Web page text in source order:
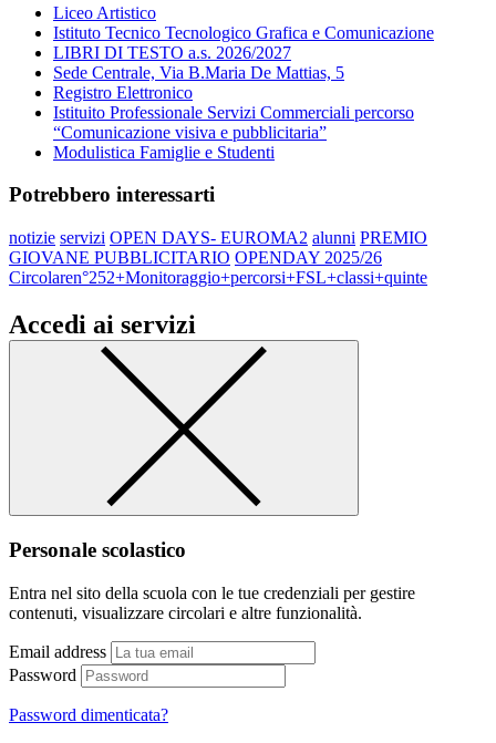
Liceo Artistico
Istituto Tecnico Tecnologico Grafica e Comunicazione
LIBRI DI TESTO a.s. 2026/2027
Sede Centrale, Via B.Maria De Mattias, 5
Registro Elettronico
Istituito Professionale Servizi Commerciali percorso
“Comunicazione visiva e pubblicitaria”
Modulistica Famiglie e Studenti
Potrebbero interessarti
notizie servizi OPEN DAYS- EUROMA2 alunni PREMIO
GIOVANE PUBBLICITARIO OPENDAY 2025/26
Circolaren°252+Monitoraggio+percorsi+FSL+classi+quinte
Accedi ai servizi
Personale scolastico
Entra nel sito della scuola con le tue credenziali per gestire
contenuti, visualizzare circolari e altre funzionalità.
Email address
Password
Password dimenticata?